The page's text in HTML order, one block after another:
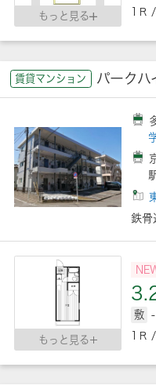
もっと見る
1
賃貸マンション パーク
鉄
もっと見る
敷 -
1Ｒ